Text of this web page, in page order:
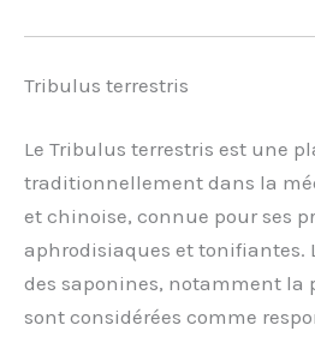
Tribulus terrestris
Le Tribulus terrestris est une
traditionnellement dans la
et chinoise, connue pour ses
aphrodisiaques et tonifiantes.
des saponines, notamment la
sont considérées comme